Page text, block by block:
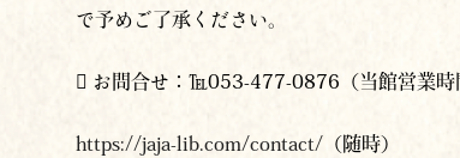
で予めご了承ください。
 お問合せ：℡053-477-0876（当館営業時
https://jaja-lib.com/contact/（随時）